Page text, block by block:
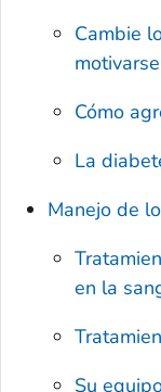
Cambie
motivarse
Cómo
La
Manejo de
en la
Su